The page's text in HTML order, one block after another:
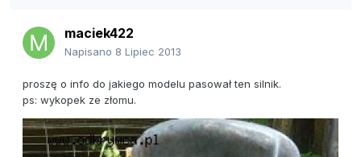
maciek422
Napisano 8 Lipiec 2013
proszę o info do jakiego modelu pasował ten silnik.
ps: wykopek ze złomu.